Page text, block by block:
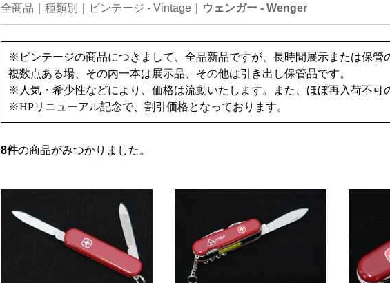
全商品 種類別 ビンテージ - Vintage ウェンガー - Wenger
※ビンテージの商品につきまして、全品新品ですが、長時間展示または保管
複数点ある場、その内一本は展示品、その他は引き出し保管品です。
※人気・希少性などにより、価格は流動いたします。また、ほぼ再入荷不可
※HPリニューアル記念で、割引価格となっております。
8件の商品がみつかりました。